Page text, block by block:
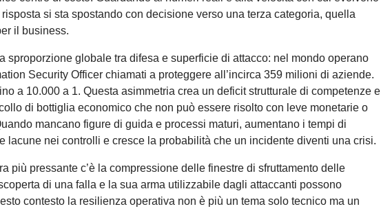
si sta spostando con decisione verso una terza categoria, quella
il business.
sproporzione globale tra difesa e superficie di attacco: nel mondo operano
Security Officer chiamati a proteggere all’incirca 359 milioni di aziende.
a 10.000 a 1. Questa asimmetria crea un deficit strutturale di competenze e
di bottiglia economico che non può essere risolto con leve monetarie o
mancano figure di guida e processi maturi, aumentano i tempi di
lacune nei controlli e cresce la probabilità che un incidente diventi una crisi.
più pressante c’è la compressione delle finestre di sfruttamento delle
di una falla e la sua arma utilizzabile dagli attaccanti possono
contesto la resilienza operativa non è più un tema solo tecnico ma un